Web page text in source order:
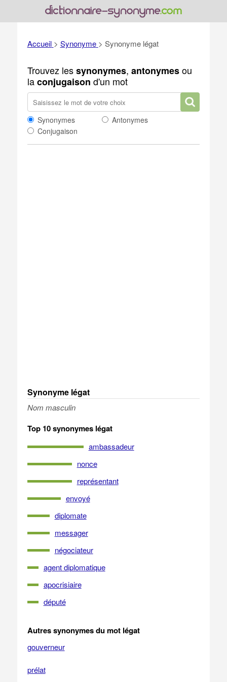
Accueil > Synonyme > Synonyme légat
Trouvez lessynonymes, antonymesou
laconjugaison d'un mot
Synonymes
Antonymes
Conjugaison
Synonyme légat
Nom masculin
Top 10 synonymes légat
ambassadeur
nonce
représentant
envoyé
diplomate
messager
négociateur
agent diplomatique
apocrisiaire
député
Autres synonymes du mot légat
gouverneur
prélat